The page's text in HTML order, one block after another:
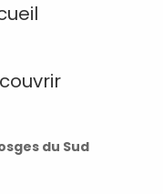
du Sud
classée du
grand